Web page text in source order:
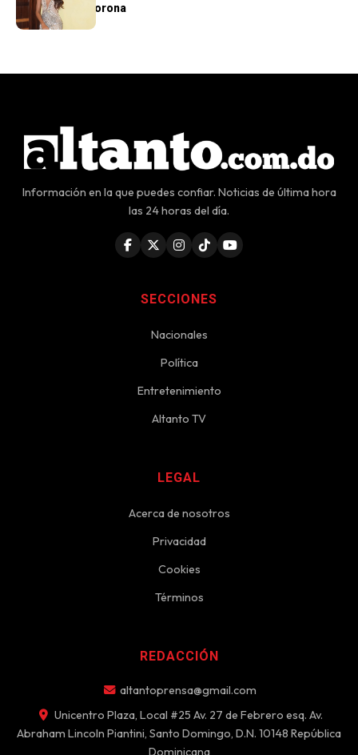
quedar sin la corona
Información en la que puedes confiar. Noticias de última hora
las 24 horas del día.
SECCIONES
Nacionales
Política
Entretenimiento
Altanto TV
LEGAL
Acerca de nosotros
Privacidad
Cookies
Términos
REDACCIÓN
altantoprensa@gmail.com
Unicentro Plaza, Local #25 Av. 27 de Febrero esq. Av.
Abraham Lincoln Piantini, Santo Domingo, D.N. 10148 República
Dominicana